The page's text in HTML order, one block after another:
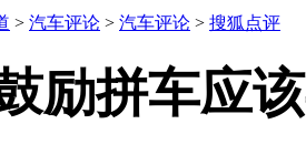
> 汽车评论 > 汽车评论 > 搜狐点评
励拼车应